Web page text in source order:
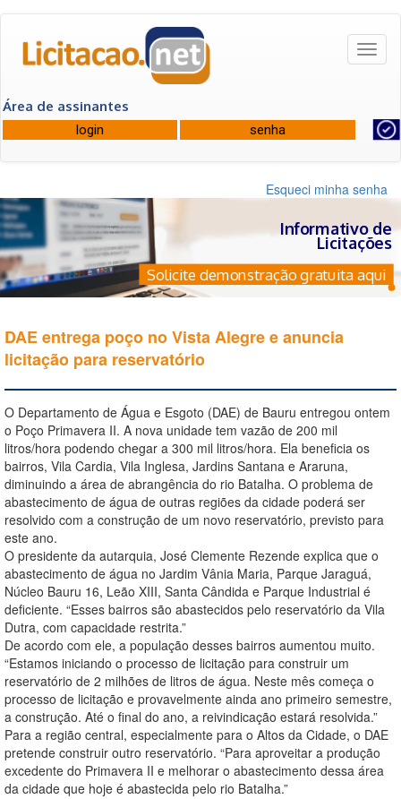
Área de assinantes
Esqueci minha senha
Informativo de
Licitações
Solicite demonstração gratuita aqui
DAE entrega poço no Vista Alegre e anuncia
licitação para reservatório
O Departamento de Água e Esgoto (DAE) de Bauru entregou ontem
o Poço Primavera II. A nova unidade tem vazão de 200 mil
litros/hora podendo chegar a 300 mil litros/hora. Ela beneficia os
bairros, Vila Cardia, Vila Inglesa, Jardins Santana e Araruna,
diminuindo a área de abrangência do rio Batalha. O problema de
abastecimento de água de outras regiões da cidade poderá ser
resolvido com a construção de um novo reservatório, previsto para
este ano.
O presidente da autarquia, José Clemente Rezende explica que o
abastecimento de água no Jardim Vânia Maria, Parque Jaraguá,
Núcleo Bauru 16, Leão XIII, Santa Cândida e Parque Industrial é
deficiente. “Esses bairros são abastecidos pelo reservatório da Vila
Dutra, com capacidade restrita.”
De acordo com ele, a população desses bairros aumentou muito.
“Estamos iniciando o processo de licitação para construir um
reservatório de 2 milhões de litros de água. Neste mês começa o
processo de licitação e provavelmente ainda ano primeiro semestre,
a construção. Até o final do ano, a reivindicação estará resolvida.”
Para a região central, especialmente para o Altos da Cidade, o DAE
pretende construir outro reservatório. “Para aproveitar a produção
excedente do Primavera II e melhorar o abastecimento dessa área
da cidade que hoje é abastecida pelo rio Batalha.”